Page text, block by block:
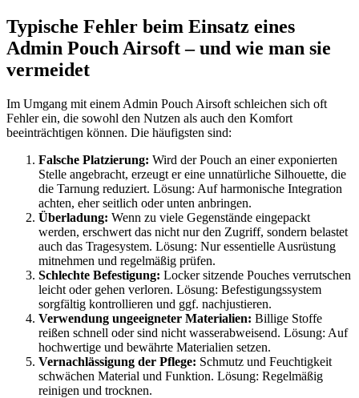
Typische Fehler beim Einsatz eines
Admin Pouch Airsoft – und wie man sie
vermeidet
Im Umgang mit einem Admin Pouch Airsoft schleichen sich oft
Fehler ein, die sowohl den Nutzen als auch den Komfort
beeinträchtigen können. Die häufigsten sind:
Falsche Platzierung: Wird der Pouch an einer exponierten
Stelle angebracht, erzeugt er eine unnatürliche Silhouette, die
die Tarnung reduziert. Lösung: Auf harmonische Integration
achten, eher seitlich oder unten anbringen.
Überladung: Wenn zu viele Gegenstände eingepackt
werden, erschwert das nicht nur den Zugriff, sondern belastet
auch das Tragesystem. Lösung: Nur essentielle Ausrüstung
mitnehmen und regelmäßig prüfen.
Schlechte Befestigung: Locker sitzende Pouches verrutschen
leicht oder gehen verloren. Lösung: Befestigungssystem
sorgfältig kontrollieren und ggf. nachjustieren.
Verwendung ungeeigneter Materialien: Billige Stoffe
reißen schnell oder sind nicht wasserabweisend. Lösung: Auf
hochwertige und bewährte Materialien setzen.
Vernachlässigung der Pflege: Schmutz und Feuchtigkeit
schwächen Material und Funktion. Lösung: Regelmäßig
reinigen und trocknen.